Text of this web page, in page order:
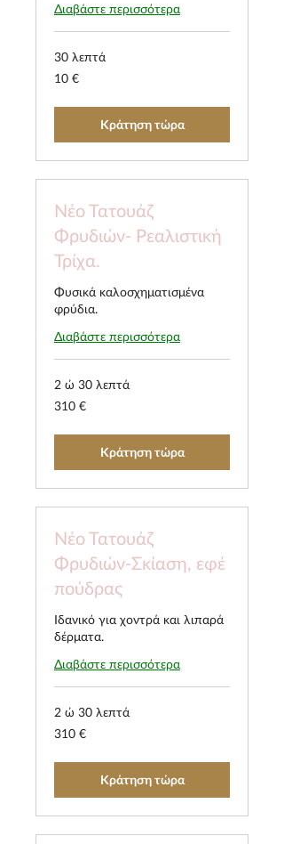
Διαβάστε περισσότερα
30 λεπτά
10
ευρώ
10 €
Κράτηση τώρα
Νέο Τατουάζ
Φρυδιών- Ρεαλιστική
Τρίχα.
Φυσικά καλοσχηματισμένα
φρύδια.
Διαβάστε περισσότερα
2 ώ 30 λεπτά
310
ευρώ
310 €
Κράτηση τώρα
Νέο Τατουάζ
Φρυδιών-Σκίαση, εφέ
πούδρας
Ιδανικό για χοντρά και λιπαρά
δέρματα.
Διαβάστε περισσότερα
2 ώ 30 λεπτά
310
ευρώ
310 €
Κράτηση τώρα